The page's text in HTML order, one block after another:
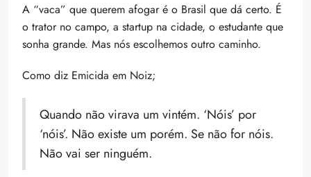
A “vaca” que querem afogar é o Brasil que dá certo. É
o trator no campo, a startup na cidade, o estudante que
sonha grande. Mas nós escolhemos outro caminho.
Como diz Emicida em Noiz;
Quando não virava um vintém. ‘Nóis’ por
‘nóis’. Não existe um porém. Se não for nóis.
Não vai ser ninguém.